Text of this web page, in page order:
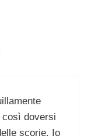
così doversi
scorie. Io